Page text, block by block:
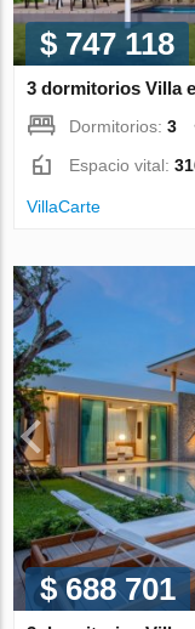
$ 747 118
3 dormitorios Villa
Dormitorios:3
Espacio vital:
VillaСarte
$ 688 701